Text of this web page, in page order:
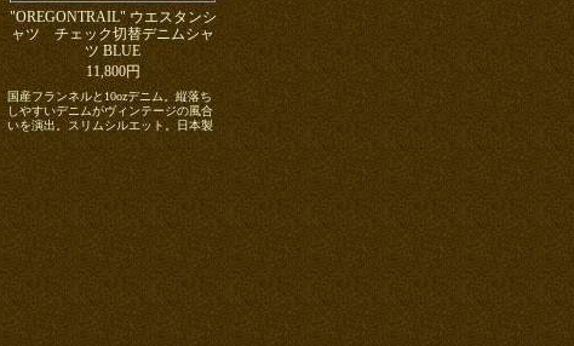
"OREGONTRAIL" ウエスタンシ
ャツ チェック切替デニムシャ
ツ BLUE
11,800円
国産フランネルと10ozデニム。縦落ち
しやすいデニムがヴィンテージの風合
いを演出。スリムシルエット。日本製